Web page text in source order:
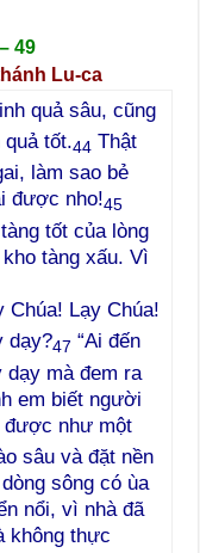
49
Lu-ca
quả sâu, cũng
tốt.44 Thật
làm sao bẻ
được nho!45
tốt của lòng
tàng xấu. Vì
Chúa! Lạy Chúa!
dạy?47 “Ai đến
mà đem ra
em biết người
như một
sâu và đặt nền
sông có ùa
nổi, vì nhà đã
không thực